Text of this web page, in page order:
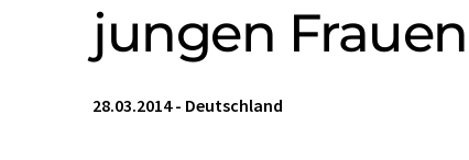
jungen
28.03.2014- Deutschland